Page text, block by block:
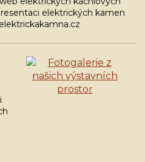
elektrických kamen